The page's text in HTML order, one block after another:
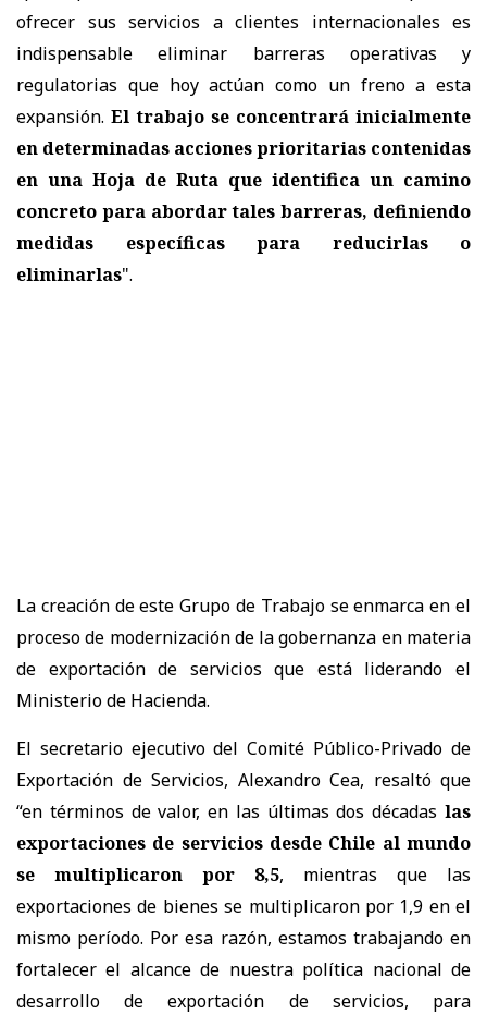
ofrecer sus servicios a clientes internacionales es
indispensable eliminar barreras operativas y
regulatorias que hoy actúan como un freno a esta
expansión. El trabajo se concentrará inicialmente
en determinadas acciones prioritarias contenidas
en una Hoja de Ruta que identifica un camino
concreto para abordar tales barreras, definiendo
medidas específicas para reducirlas o
eliminarlas".
La creación de este Grupo de Trabajo se enmarca en el
proceso de modernización de la gobernanza en materia
de exportación de servicios que está liderando el
Ministerio de Hacienda.
El secretario ejecutivo del Comité Público-Privado de
Exportación de Servicios, Alexandro Cea, resaltó que
“en términos de valor, en las últimas dos décadas las
exportaciones de servicios desde Chile al mundo
se multiplicaron por 8,5, mientras que las
exportaciones de bienes se multiplicaron por 1,9 en el
mismo período. Por esa razón, estamos trabajando en
fortalecer el alcance de nuestra política nacional de
desarrollo de exportación de servicios, para